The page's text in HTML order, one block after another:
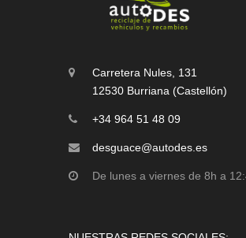
Carretera Nules, 131
12530 Burriana (Castellón)
+34 964 51 48 09
desguace@autodes.es
De lunes a viernes de 8h a